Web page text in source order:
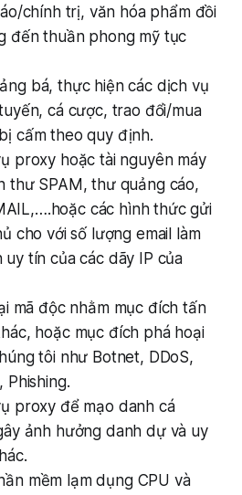
chính trị, văn hóa phẩm đồi
đến thuần phong mỹ tục
bá, thực hiện các dịch vụ
cá cược, trao đổi/mua
cấm theo quy định.
proxy hoặc tài nguyên máy
thư SPAM, thư quảng cáo,
các hình thức gửi
cho với số lượng email làm
tín của các dãy IP của
mã độc nhằm mục đích tấn
hoặc mục đích phá hoại
tôi như Botnet, DDoS,
Phishing.
proxy để mạo danh cá
ảnh hưởng danh dự và uy
mềm lạm dụng CPU và